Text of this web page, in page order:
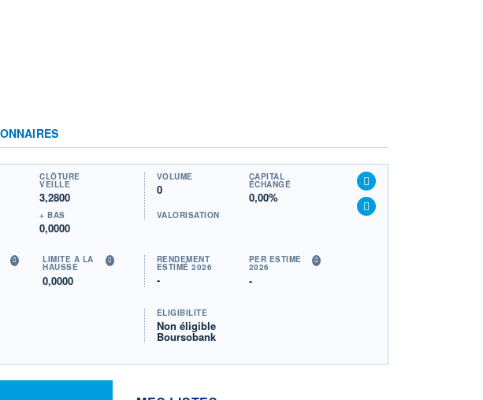
CLÔTURE
VEILLE
3,2800
+ BAS
0,0000
VOLUME
0
CAPITAL
ÉCHANGÉ
0,00%
VALORISATION
LIMITE À LA
HAUSSE
0,0000
RENDEMENT
ESTIMÉ 2026
-
PER ESTIMÉ
2026
-
ÉLIGIBILITÉ
Non éligible
Boursobank